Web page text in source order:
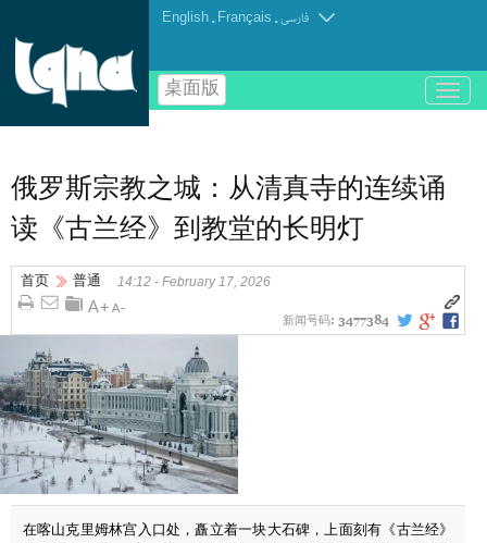
English . Français .فارسی
桌面版
باز
و
俄罗斯宗教之城：从清真寺的连续诵
读《古兰经》到教堂的长明灯
首页 普通 14:12 - February 17, 2026
新闻号码: 3477384
在喀山克里姆林宫入口处，矗立着一块大石碑，上面刻有《古兰经》